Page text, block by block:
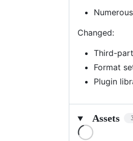
Changed:
Third-
Format
Plugin
Assets